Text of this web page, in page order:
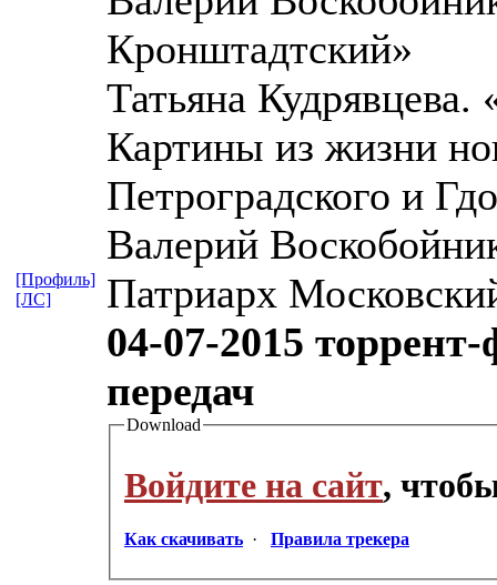
Кронштадтский»
Татьяна
Картины из жизни
Петроградского и
Валерий
Патриарх
04-07-2015
передач
Download
Войдите на сайт,
Как скачивать · Правила трекера
[Профиль]
[ЛС]